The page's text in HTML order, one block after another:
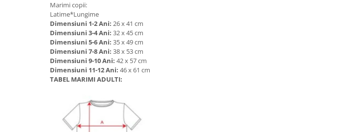
Marimi copii:
Latime*Lungime
Dimensiuni 1-2 Ani: 26 x 41 cm
Dimensiuni 3-4 Ani: 32 x 45 cm
Dimensiuni 5-6 Ani: 35 x 49 cm
Dimensiuni 7-8 Ani: 38 x 53 cm
Dimensiuni 9-10 Ani: 42 x 57 cm
Dimensiuni 11-12 Ani: 46 x 61 cm
TABEL MARIMI ADULTI: